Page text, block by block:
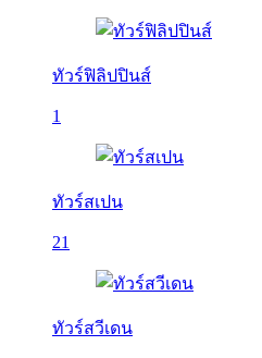
ทัวร์ฟิลิปปินส์
1
ทัวร์สเปน
21
ทัวร์สวีเดน